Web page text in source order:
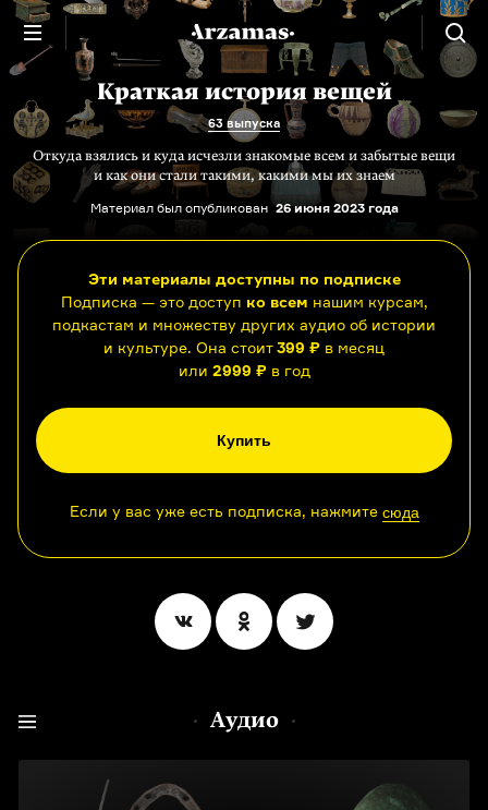
Краткая история вещей
63 выпуска
Откуда взялись и куда исчезли знакомые всем и забытые вещи
и как они стали такими, какими мы их знаем
Материал был опубликован 26 июня 2023 года
Эти материалы доступны по подписке
Подписка — это доступ ко всем нашим курсам,
подкастам и множеству других аудио об истории
и культуре. Она стоит399 ₽ в месяц
или 2999 ₽в год
Купить
Если у вас уже есть подписка, нажмите сюда
Аудио